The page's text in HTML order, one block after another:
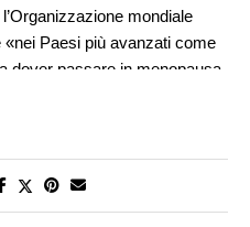
mondiale
Paesi più avanzati come
dover passare in menopausa
quella della fertilità (35 anni in
passato». La donna trascorre
vita media (da 56 anni circa